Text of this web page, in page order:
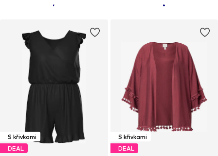
S křivkami
DEAL
S křivkami
DEAL